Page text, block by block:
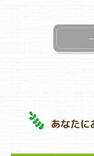
あなたに